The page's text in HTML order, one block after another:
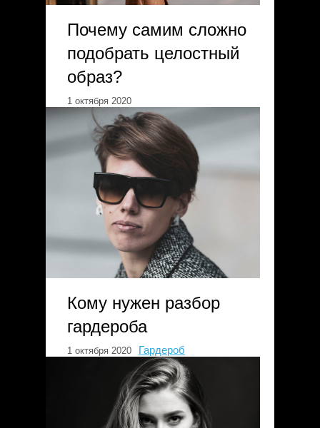
Почему самим сложно
подобрать целостный
образ?
1 октября 2020
Кому нужен разбор
гардероба
1 октября 2020 Гардероб